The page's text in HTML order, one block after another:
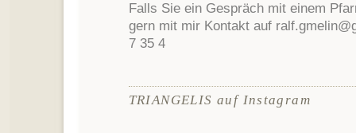
Falls Sie ein Gespräch mit einem
gern mit mir Kontakt auf
7 35 4
TRIANGELIS auf Instagram